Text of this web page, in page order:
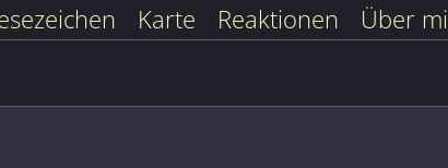
Karte Reaktionen Über